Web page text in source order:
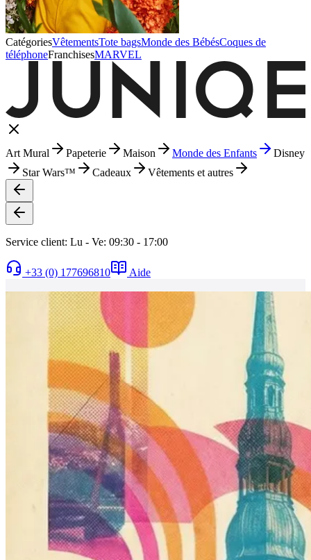
CatégoriesVêtementsTote bagsMonde des BébésCoques de
téléphoneFranchisesMARVEL
Art Mural Papeterie Maison Monde des Enfants
Disney
Star Wars™
Cadeaux Vêtements et autres
Service client: Lu - Ve: 09:30 - 17:00
+33 (0) 177696810 Aide